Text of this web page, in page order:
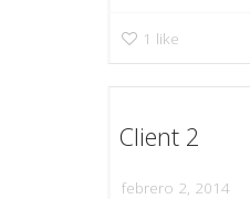
1 like
Client 2
febrero 2, 2014